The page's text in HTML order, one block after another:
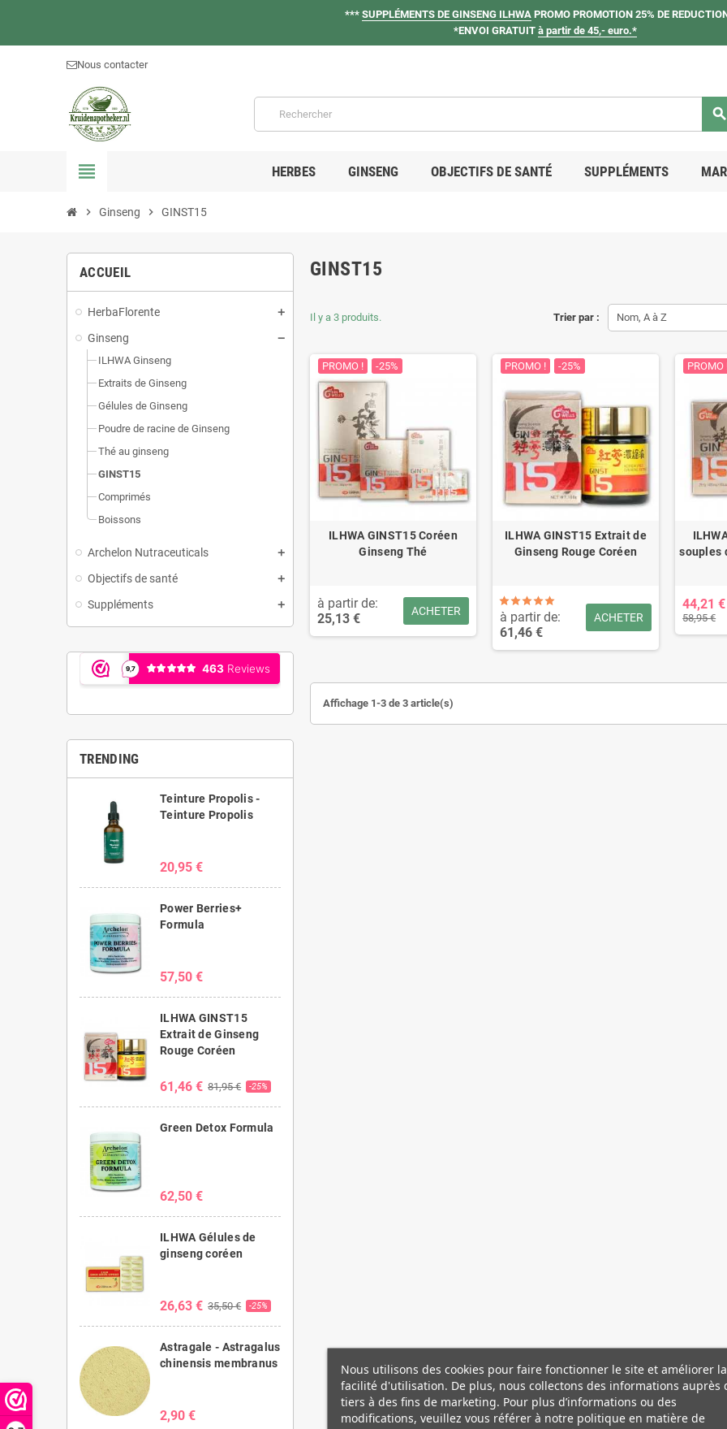
*** SUPPLÉMENTS DE GINSENG ILHWAPROMO PROMOTION 25% DE
*ENVOI GRATUIT à partir de 45,- euro.*
Nous contacter
search
view_headline HERBES GINSENG OBJECTIFS DE SANTÉ SUPPLÉMENTS
chevron_right Ginseng chevron_right GINST15
ACCUEIL
HerbaFlorente
Ginseng
ILHWA Ginseng
Extraits de Ginseng
Gélules de Ginseng
Poudre de racine de Ginseng
Thé au ginseng
GINST15
Comprimés
Boissons
Archelon Nutraceuticals
Objectifs de santé
Suppléments
TRENDING
Teinture Propolis -
Teinture Propolis
20,95 €
Power Berries+
Formula
57,50 €
ILHWA GINST15
Extrait de Ginseng
Rouge Coréen
61,46 € 81,95 € -25%
Green Detox Formula
62,50 €
ILHWA Gélules de
ginseng coréen
26,63 € 35,50 € -25%
Astragale - Astragalus
chinensis membranus
2,90 €
GINST15
Trier par : Nom, A à Z
Il y a 3 produits.
PROMO ! -25%
ILHWA GINST15 Coréen
Ginseng Thé
à partir de:
25,13 €
ACHETER
PROMO ! -25%
ILHWA GINST15 Extrait de
Ginseng Rouge Coréen
à partir de:
61,46 €
ACHETER
PROMO
souples
44,21 €
58,95 €
Affichage 1-3 de 3 article(s)
Nous utilisons des cookies pour faire fonctionner le site et améliorer la
facilité d'utilisation. De plus, nous collectons des informations auprès
tiers à des fins de marketing. Pour plus d’informations ou des
modifications, veuillez vous référer à notre politique en matière de